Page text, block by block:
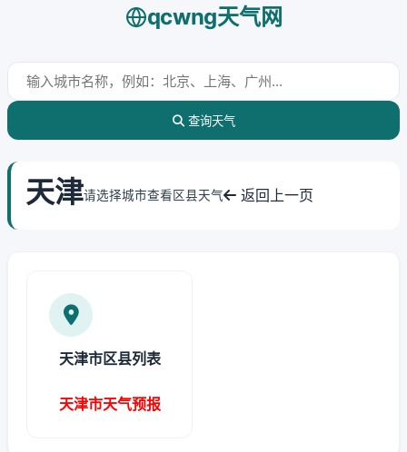
qcwng天气网
查询天气
天津请选择城市查看区县天气 返回上一页
天津市区县列表
天津市天气预报